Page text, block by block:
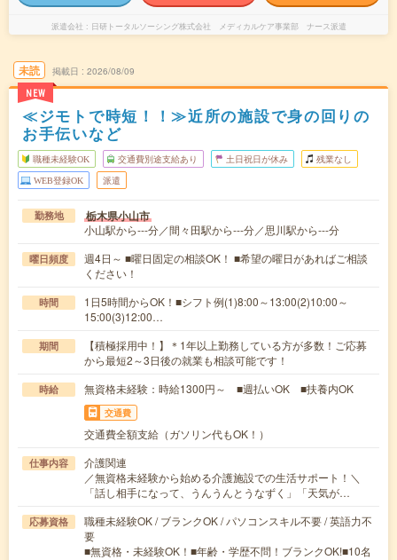
派遣会社 日研トータルソーシング株式会社 メディカルケア事業部 ナース派遣
未読
NEW
掲載日 2026/08/09
≪ジモトで時短！！≫近所の施設で身の回りの
お手伝いなど
職種未経験OK 交通費別途支給あり 土日祝日が休み 残業なし
WEB登録OK 派遣
勤務地 栃木県小山市
小山駅から---分／間々田駅から---分／思川駅から---分
曜日頻度
週4日～ ■曜日固定の相談OK！ ■希望の曜日があればご相談
ください！
時間
1日5時間からOK！■シフト例(1)8:00～13:00(2)10:00～
15:00(3)12:00…
期間
【積極採用中！】＊1年以上勤務している方が多数！ご応募
から最短2～3日後の就業も相談可能です！
時給 無資格未経験：時給1300円～ ■週払いOK ■扶養内OK
交通費
交通費全額支給（ガソリン代もOK！）
仕事内容
介護関連
／無資格未経験から始める介護施設での生活サポート！＼
「話し相手になって、うんうんとうなずく」「天気が…
応募資格
職種未経験OK / ブランクOK / パソコンスキル不要 / 英語力不
要
■無資格・未経験OK！■年齢・学歴不問！ブランクOK!■10名